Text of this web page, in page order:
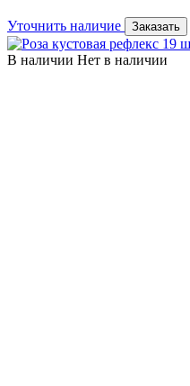
Уточнить наличие Заказать
В наличии Нет в наличии